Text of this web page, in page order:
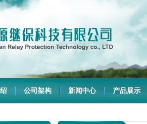
公司架构 新闻中心 产品展示